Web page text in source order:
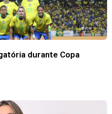
durante Copa